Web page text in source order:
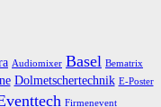
Audiomixer Basel Bematrix
Dolmetschertechnik E-Poster
Firmenevent